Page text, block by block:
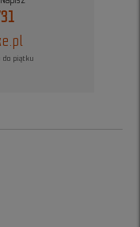
do piątku